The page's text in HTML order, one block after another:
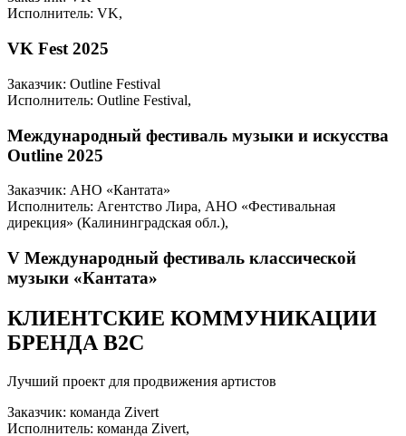
Исполнитель: VK,
VK Fest 2025
Заказчик: Outline Festival
Исполнитель: Outline Festival,
Международный фестиваль музыки и искусства
Outline 2025
Заказчик: АНО «Кантата»
Исполнитель: Агентство Лира, АНО «Фестивальная
дирекция» (Калининградская обл.),
V Международный фестиваль классической
музыки «Кантата»
КЛИЕНТСКИЕ КОММУНИКАЦИИ
БРЕНДА B2C
Лучший проект для продвижения артистов
Заказчик: команда Zivert
Исполнитель: команда Zivert,